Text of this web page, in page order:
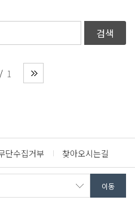
1
단수집거부 찾아오시는길